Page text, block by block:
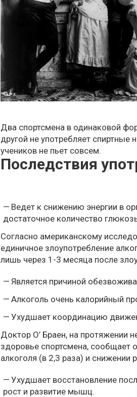
Два спортсмена в одинаковой
другой не употребляет
учеников не пьет совсем.
Последствия
Ведет к снижению энергии в
достаточное количество
Согласно американскому
единичное злоупотребление
лишь через 1-3 месяца после
Является причиной
Алкоголь очень калорийный
Ухудшает координацию
Доктор О’ Браен, на протяжении
здоровье спортсмена, сообщаето
алкоголя (в 2,3 раза) и снижении
Ухудшает восстановление
рост и развитие мышц.